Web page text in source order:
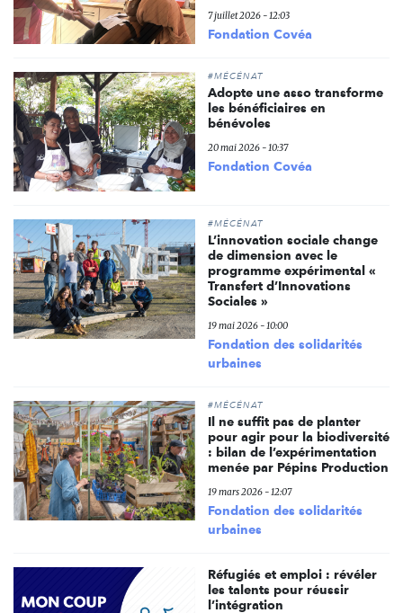
7 juillet 2026 - 12:03
Fondation Covéa
#MÉCÉNAT
Adopte une asso transforme
les bénéficiaires en
bénévoles
20 mai 2026 - 10:37
Fondation Covéa
#MÉCÉNAT
L’innovation sociale change
de dimension avec le
programme expérimental «
Transfert d’Innovations
Sociales »
19 mai 2026 - 10:00
Fondation des solidarités
urbaines
#MÉCÉNAT
Il ne suffit pas de planter
pour agir pour la biodiversité
: bilan de l’expérimentation
menée par Pépins Production
19 mars 2026 - 12:07
Fondation des solidarités
urbaines
Réfugiés et emploi : révéler
les talents pour réussir
l’intégration